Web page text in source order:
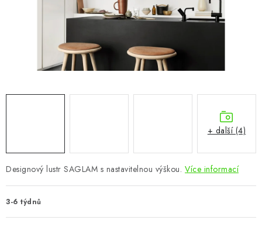
CHOVATELSKÉ POTŘEBY
DOPLŇKY A DEKORACE
VÝPRODEJ
Vše o nákupu
Designový lustr SAGLAM s nastavitelnou výškou. Více informací
3-6 týdnů
+ další (4)